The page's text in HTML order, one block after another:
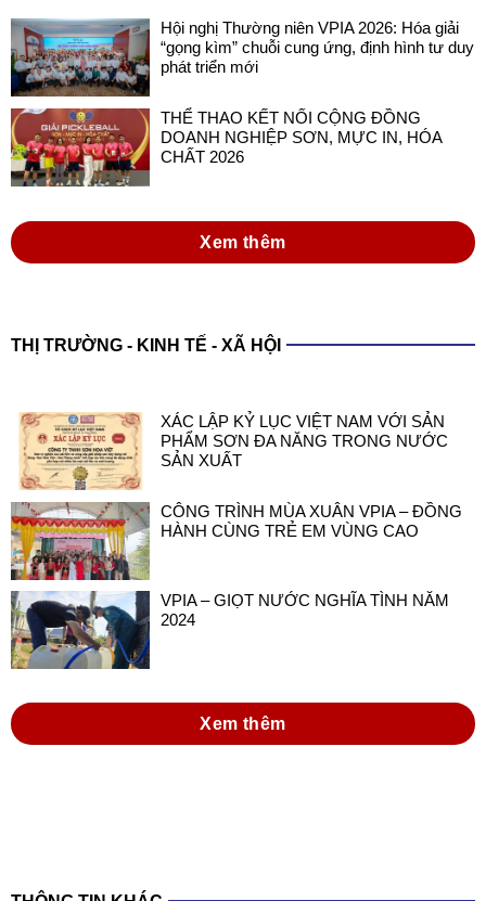
Hội nghị Thường niên VPIA 2026: Hóa giải
“gọng kìm” chuỗi cung ứng, định hình tư duy
phát triển mới
THỂ THAO KẾT NỐI CỘNG ĐỒNG
DOANH NGHIỆP SƠN, MỰC IN, HÓA
CHẤT 2026
Xem thêm
THỊ TRƯỜNG - KINH TẾ - XÃ HỘI
XÁC LẬP KỶ LỤC VIỆT NAM VỚI SẢN
PHẨM SƠN ĐA NĂNG TRONG NƯỚC
SẢN XUẤT
CÔNG TRÌNH MÙA XUÂN VPIA – ĐỒNG
HÀNH CÙNG TRẺ EM VÙNG CAO
VPIA – GIỌT NƯỚC NGHĨA TÌNH NĂM
2024
Xem thêm